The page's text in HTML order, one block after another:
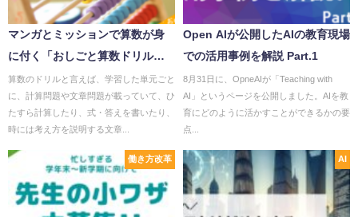
マンガとミッションで算数が身
に付く「おしごと算数ドリル」
とは？キャリア教育にも役立
つ！
算数のドリルと言えば、学習した単元ごと
に、計算問題や文章問題が載っていて、ひ
たすら計算したり、式・答えを書いたり、
時には考え方を説明する文章...
Open AIが公開したAIの教育現場
での活用事例を解説 Part.1
8月31日に、OpneAIが「Teaching with
AI」というページを公開しました。AIを教
育にどのように活かすことができるかの要
点...
働き方改革 AI